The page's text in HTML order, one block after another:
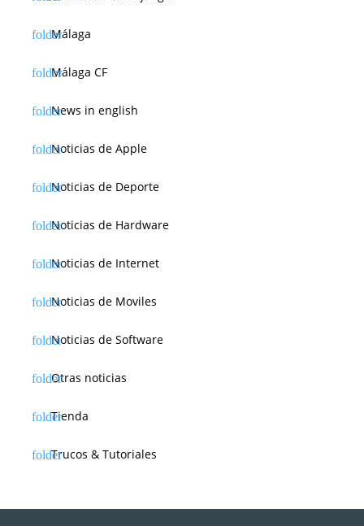
Málaga
Málaga CF
News in english
Noticias de Apple
Noticias de Deporte
Noticias de Hardware
Noticias de Internet
Noticias de Moviles
Noticias de Software
Otras noticias
Tienda
Trucos & Tutoriales